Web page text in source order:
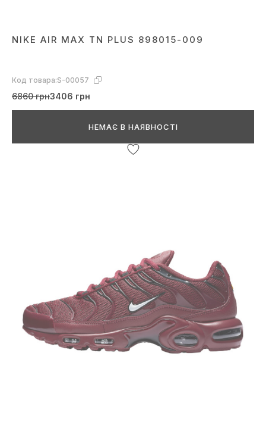
NIKE AIR MAX TN PLUS 898015-009
Код товара:S-00057
6860 грн3406 грн
НЕМАЄ В НАЯВНОСТІ